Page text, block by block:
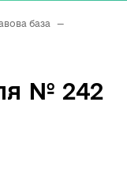
база
—
№ 242